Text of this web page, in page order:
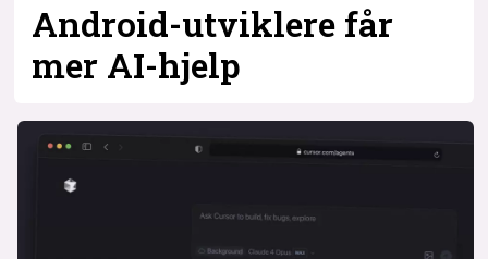
Android-utviklere får
mer AI-hjelp